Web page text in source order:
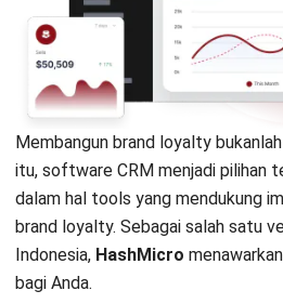
Pertanyaan Seputar